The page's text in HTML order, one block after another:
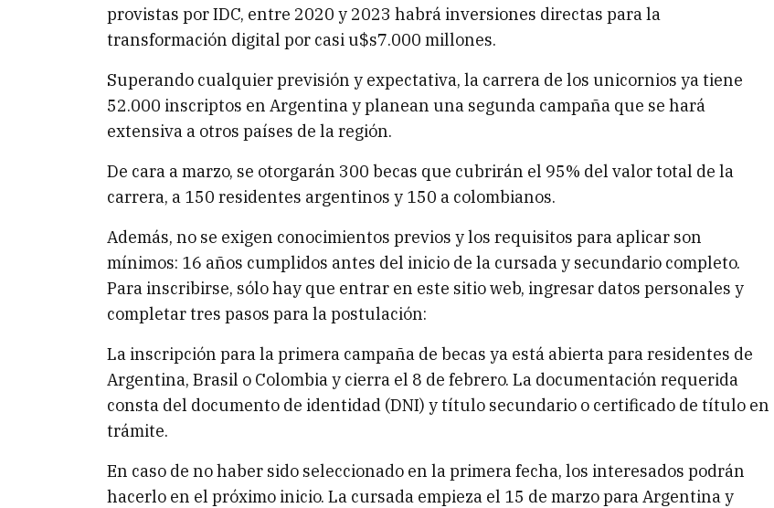
provistas por IDC, entre 2020 y 2023 habrá inversiones directas para la
transformación digital por casi u$s7.000 millones.
Superando cualquier previsión y expectativa, la carrera de los unicornios ya tiene
52.000 inscriptos en Argentina y planean una segunda campaña que se hará
extensiva a otros países de la región.
De cara a marzo, se otorgarán 300 becas que cubrirán el 95% del valor total de la
carrera, a 150 residentes argentinos y 150 a colombianos.
Además, no se exigen conocimientos previos y los requisitos para aplicar son
mínimos: 16 años cumplidos antes del inicio de la cursada y secundario completo.
Para inscribirse, sólo hay que entrar en este sitio web, ingresar datos personales y
completar tres pasos para la postulación:
La inscripción para la primera campaña de becas ya está abierta para residentes de
Argentina, Brasil o Colombia y cierra el 8 de febrero. La documentación requerida
consta del documento de identidad (DNI) y título secundario o certificado de título en
trámite.
En caso de no haber sido seleccionado en la primera fecha, los interesados podrán
hacerlo en el próximo inicio. La cursada empieza el 15 de marzo para Argentina y